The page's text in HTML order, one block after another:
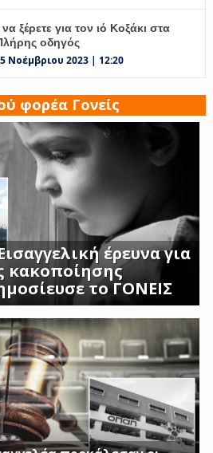
ξέρετε για τον ιό Κοξάκι στα
οδηγός
Νοέμβριου 2023 | 12:20
φορέα Γονείς
έρευνα για
κακοποίησης
το ΓΟΝΕΙΣ
ΓΟΝΕΩΝ ΚΑΙ
Β ΒΡΕΦΙΚΟΥ ΣΤΑΘΜΟΥ